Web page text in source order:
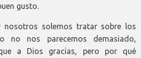
gusto.
nosotros solemos tratar sobre los
no nos parecemos demasiado,
a Dios gracias, pero por qué